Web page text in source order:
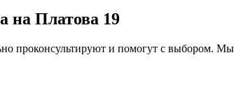
на Платова 19
проконсультируют и помогут с выбором.